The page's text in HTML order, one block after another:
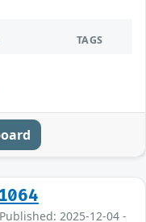
TAGS
2025-12-04 -